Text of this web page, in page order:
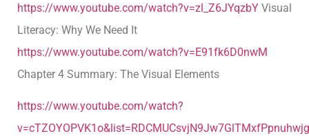
https://www.youtube.com/watch?v=zl_Z6JYqzbY Visual
Literacy: Why We Need It
https://www.youtube.com/watch?v=E91fk6D0nwM
Chapter 4 Summary: The Visual Elements
https://www.youtube.com/watch?